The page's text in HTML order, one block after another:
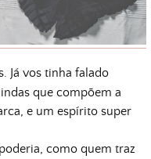
Já vos tinha falado
que compõem a
e um espírito super
como quem traz